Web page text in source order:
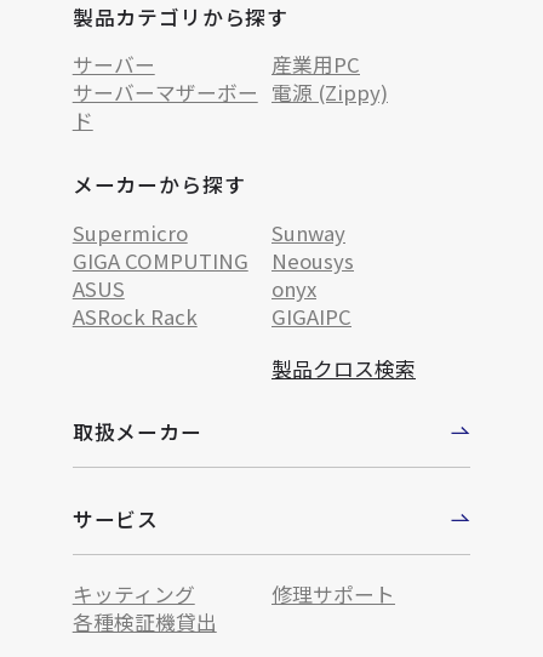
製品カテゴリから探す
サーバー
産業用PC
サーバーマザーボー
ド
電源 (Zippy)
メーカーから探す
Supermicro
Sunway
GIGA COMPUTING
Neousys
ASUS
onyx
ASRock Rack
GIGAIPC
製品クロス検索
取扱メーカー
サービス
キッティング
修理サポート
各種検証機貸出